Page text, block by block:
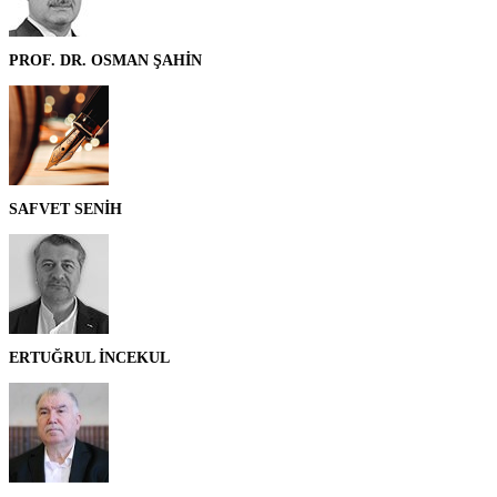
PROF. DR. OSMAN ŞAHİN
SAFVET SENİH
ERTUĞRUL İNCEKUL